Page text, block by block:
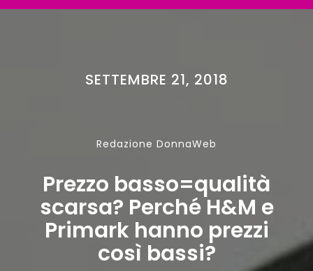
SETTEMBRE 21, 2018
Redazione DonnaWeb
Prezzo basso=qualità
scarsa? Perché H&M e
Primark hanno prezzi
così bassi?